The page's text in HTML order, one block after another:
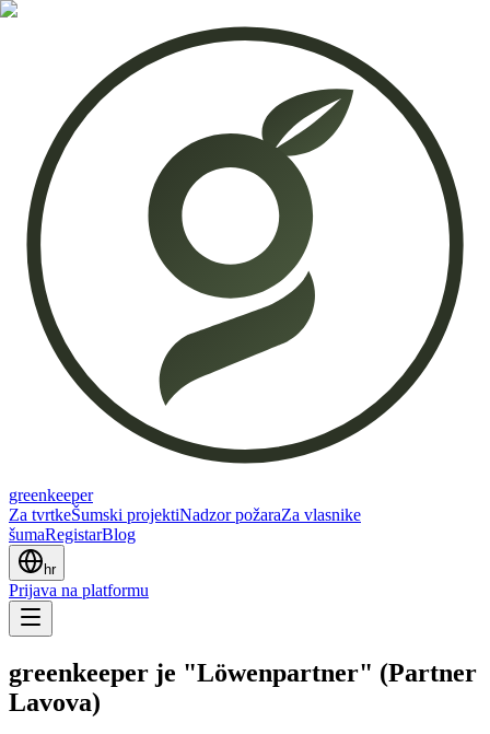
greenkeeper
Za tvrtkeŠumski projektiNadzor požaraZa vlasnike
šumaRegistarBlog
hr
Prijava na platformu
greenkeeper je "Löwenpartner" (Partner
Lavova)